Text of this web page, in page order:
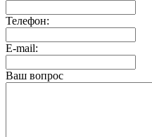
Телефон:
E-mail:
Ваш вопрос